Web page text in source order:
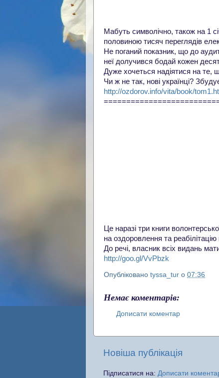
Мабуть символічно, також на 1
половиною тисяч переглядів
Не поганий показник, що до
неї долучився бодай кожен
Дуже хочеться надіятися на
Чи ж не так, нові українці?
http://ozdorov.info/vita/book/
Це наразі три книги
на оздоровлення та
До речі, власник всіх видань
http://goo.gl/VvPbzk
Опубліковано tyssa_tur о 07:36
Немає коментарів:
Дописати коментар
Новіша публікація
Підписатися на: Дописати